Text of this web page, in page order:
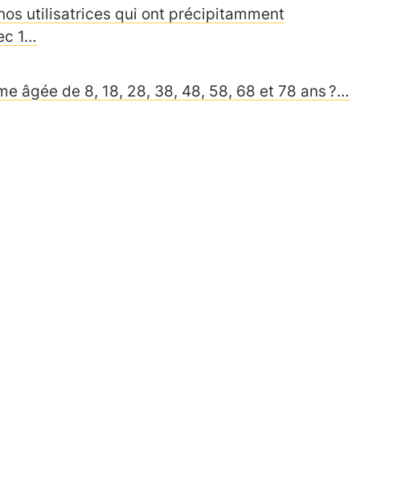
utilisatrices qui ont précipitamment
1…
âgée de 8, 18, 28, 38, 48, 58, 68 et 78 ans ?…